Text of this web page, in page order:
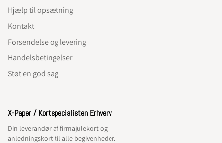
X-Paper / Kortspecialisten Erhverv
Din leverandør af firmajulekort og
anledningskort til alle begivenheder.
Hjælp til opsætning
Kontakt
Forsendelse og levering
Handelsbetingelser
Støt en god sag